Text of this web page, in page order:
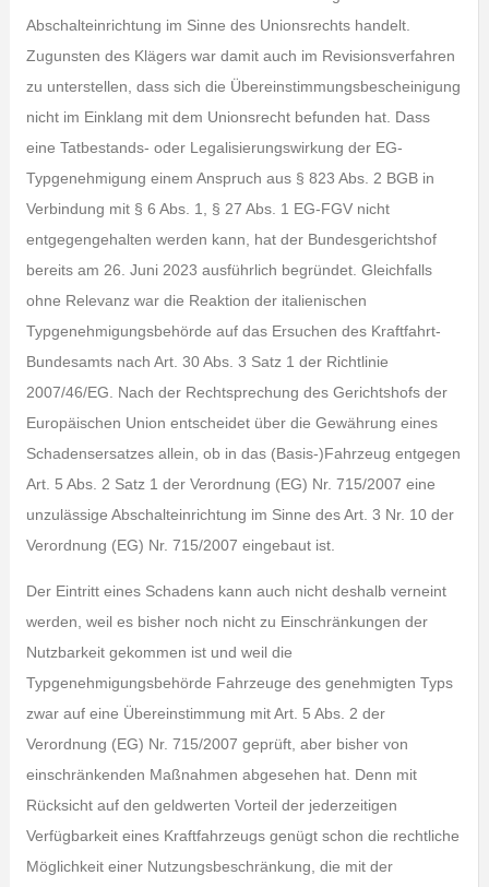
Abschalteinrichtung im Sinne des Unionsrechts handelt.
Zugunsten des Klägers war damit auch im Revisionsverfahren
zu unterstellen, dass sich die Übereinstimmungsbescheinigung
nicht im Einklang mit dem Unionsrecht befunden hat. Dass
eine Tatbestands- oder Legalisierungswirkung der EG-
Typgenehmigung einem Anspruch aus § 823 Abs. 2 BGB in
Verbindung mit § 6 Abs. 1, § 27 Abs. 1 EG-FGV nicht
entgegengehalten werden kann, hat der Bundesgerichtshof
bereits am 26. Juni 2023 ausführlich begründet. Gleichfalls
ohne Relevanz war die Reaktion der italienischen
Typgenehmigungsbehörde auf das Ersuchen des Kraftfahrt-
Bundesamts nach Art. 30 Abs. 3 Satz 1 der Richtlinie
2007/46/EG. Nach der Rechtsprechung des Gerichtshofs der
Europäischen Union entscheidet über die Gewährung eines
Schadensersatzes allein, ob in das (Basis-)Fahrzeug entgegen
Art. 5 Abs. 2 Satz 1 der Verordnung (EG) Nr. 715/2007 eine
unzulässige Abschalteinrichtung im Sinne des Art. 3 Nr. 10 der
Verordnung (EG) Nr. 715/2007 eingebaut ist.
Der Eintritt eines Schadens kann auch nicht deshalb verneint
werden, weil es bisher noch nicht zu Einschränkungen der
Nutzbarkeit gekommen ist und weil die
Typgenehmigungsbehörde Fahrzeuge des genehmigten Typs
zwar auf eine Übereinstimmung mit Art. 5 Abs. 2 der
Verordnung (EG) Nr. 715/2007 geprüft, aber bisher von
einschränkenden Maßnahmen abgesehen hat. Denn mit
Rücksicht auf den geldwerten Vorteil der jederzeitigen
Verfügbarkeit eines Kraftfahrzeugs genügt schon die rechtliche
Möglichkeit einer Nutzungsbeschränkung, die mit der